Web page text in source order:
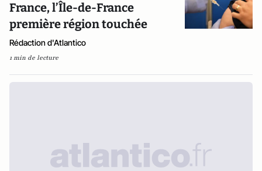
France, l’Île-de-France
première région touchée
Rédaction d'Atlantico
1 min de lecture